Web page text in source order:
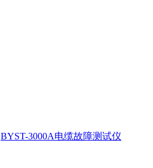
BYST-3000A电缆故障测试仪